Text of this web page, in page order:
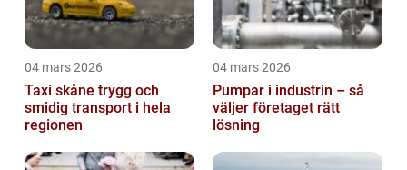
04 mars 2026
Taxi skåne trygg och
smidig transport i hela
regionen
04 mars 2026
Pumpar i industrin – så
väljer företaget rätt
lösning